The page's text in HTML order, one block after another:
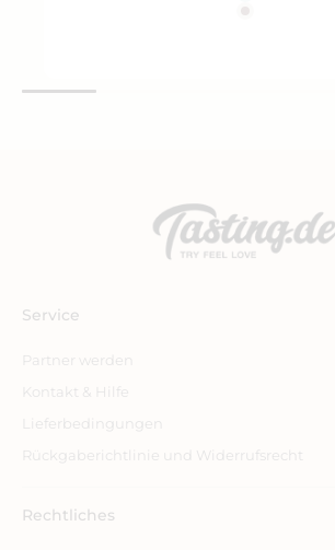
Service
Partner werden
Kontakt & Hilfe
Lieferbedingungen
Rückgaberichtlinie und Widerrufsrecht
Rechtliches